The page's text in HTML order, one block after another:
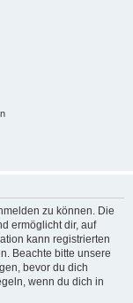
zu können. Die
ermöglicht dir, auf
kann registrierten
Beachte bitte unsere
bevor du dich
wenn du dich in